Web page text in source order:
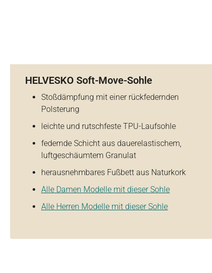
HELVESKO Soft-Move-Sohle
Stoßdämpfung mit einer rückfedernden
Polsterung
leichte und rutschfeste TPU-Laufsohle
federnde Schicht aus dauerelastischem,
luftgeschäumtem Granulat
herausnehmbares Fußbett aus Naturkork
Alle Damen Modelle mit dieser Sohle
Alle Herren Modelle mit dieser Sohle